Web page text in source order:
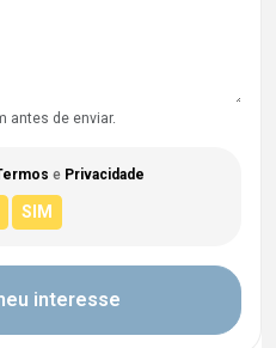
antes de enviar.
e Privacidade
interesse